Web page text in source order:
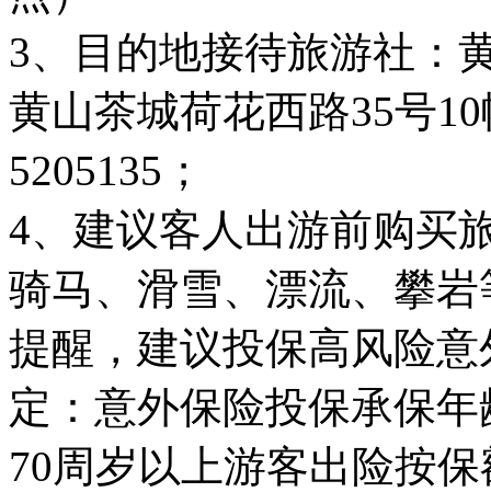
3、目的地接待旅游社：
黄山茶城荷花西路35号
5205135；
4、建议客人出游前购买
骑马、滑雪、漂流、攀
提醒，建议投保高风险
定：意外保险投保承保
70周岁以上游客出险按